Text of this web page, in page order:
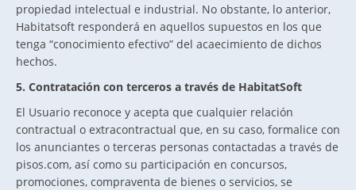
propiedad intelectual e industrial. No obstante, lo anterior,
Habitatsoft responderá en aquellos supuestos en los que
tenga “conocimiento efectivo” del acaecimiento de dichos
hechos.
5. Contratación con terceros a través de HabitatSoft
El Usuario reconoce y acepta que cualquier relación
contractual o extracontractual que, en su caso, formalice con
los anunciantes o terceras personas contactadas a través de
pisos.com, así como su participación en concursos,
promociones, compraventa de bienes o servicios, se